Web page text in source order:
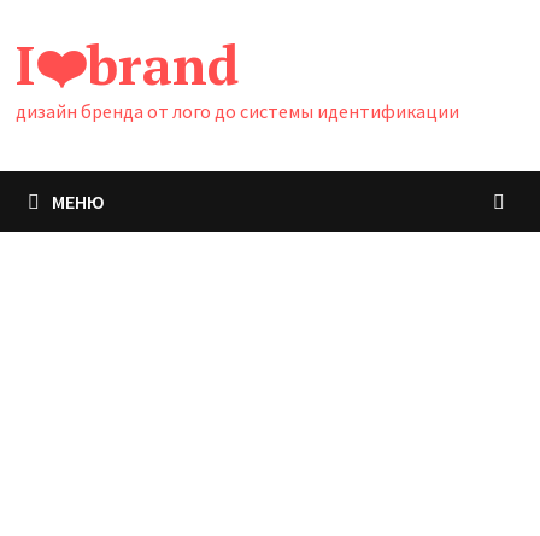
содержимому
I❤️brand
дизайн бренда от лого до системы идентификации
МЕНЮ